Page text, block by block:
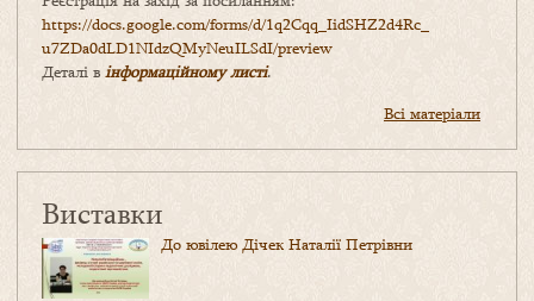
https://docs.google.com/forms/d/1q2Cqq_IidSHZ2d4Rc_
u7ZDa0dLD1NIdzQMyNeuILSdI/preview
Деталі в інформаційному листі.
Всі матеріали
Виставки
До ювілею Дічек Наталії Петрівни